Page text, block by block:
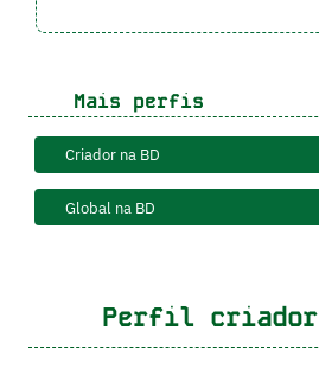
Mais perfis
Criador na BD
Global na BD
Perfil criador